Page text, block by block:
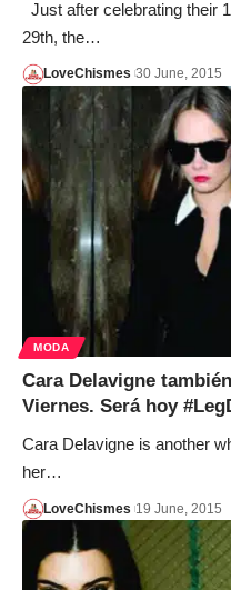
Just after celebrating their
29th, the…
LoveChismes 30 June, 2015
MODA
Cara Delavigne
Viernes. Será hoy
Cara Delavigne is another
her…
LoveChismes 19 June, 2015